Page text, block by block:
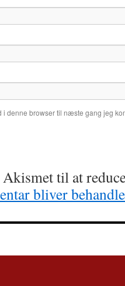
i denne browser til næste gang jeg
Akismet til at
bliver